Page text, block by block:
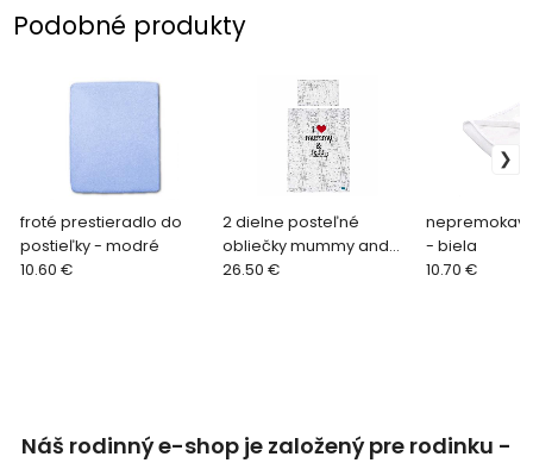
Podobné produkty
froté prestieradlo do
postieľky - modré
10.60 €
2 dielne posteľné
obliečky mummy and
daddy
26.50 €
- biela
10.70 €
Náš rodinný e-shop je založený pre rodinku -